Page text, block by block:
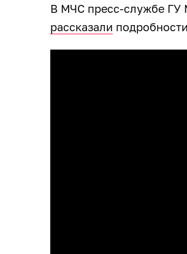
В МЧС пресс-службе ГУ
рассказали